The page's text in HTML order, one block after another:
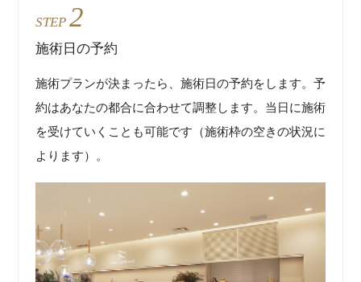
STEP 2
施術日の予約
施術プランが決まったら、施術日の予約をします。予
約はあなたの都合に合わせて調整します。当日に施術
を受けていくことも可能です（施術枠の空きの状況に
よります）。